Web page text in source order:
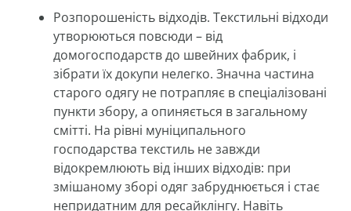
Розпорошеність відходів. Текстильні відходи
утворюються повсюди – від
домогосподарств до швейних фабрик, і
зібрати їх докупи нелегко. Значна частина
старого одягу не потрапляє в спеціалізовані
пункти збору, а опиняється в загальному
смітті. На рівні муніципального
господарства текстиль не завжди
відокремлюють від інших відходів: при
змішаному зборі одяг забруднюється і стає
непридатним для ресайклінгу. Навіть